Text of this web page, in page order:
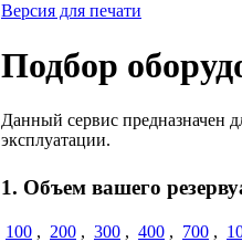
Версия для печати
Подбор
Данный сервис предназначен
эксплуатации.
1. Объем вашего
100 , 200 , 300 , 400 , 700 ,